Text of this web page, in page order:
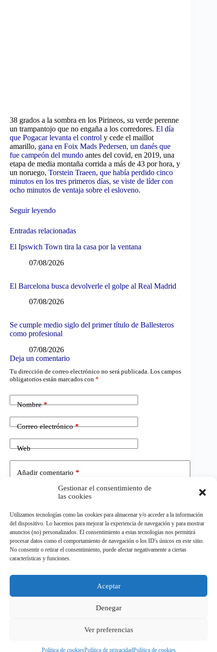
Gestionar el consentimiento de
las cookies
Utilizamos tecnologías como las cookies para almacenar y/o acceder a la información
del dispositivo. Lo hacemos para mejorar la experiencia de navegación y para mostrar
anuncios (no) personalizados. El consentimiento a estas tecnologías nos permitirá
procesar datos como el comportamiento de navegación o los ID's únicos en este sitio.
No consentir o retirar el consentimiento, puede afectar negativamente a ciertas
características y funciones.
Aceptar
Denegar
Ver preferencias
Política de cookiesPolítica de privacidadPolítica de cookies
38 grados a la sombra en los Pirineos, su verde perenne
un trampantojo que no engaña a los corredores. El día
que Pogacar levanta el control y cede el maillot
amarillo, gana en Foix Mads Pedersen, un danés que
fue campeón del mundo antes del covid, en 2019, una
etapa de media montaña corrida a más de 43 por hora, y
un noruego, Torstein Traeen, que había perdido cinco
minutos en los tres primeros días, se viste de líder con
ocho minutos de ventaja sobre el esloveno.
Seguir leyendo
Entradas relacionadas
El Ipswich Town tira la casa por la ventana
07/08/2026
El Barcelona busca devolverle el golpe al Real Madrid
07/08/2026
Se cumple medio siglo del primer título de Ballesteros
como profesional
07/08/2026
Deja un comentario
Tu dirección de correo electrónico no será publicada. Los campos
obligatorios están marcados con *
Nombre*
Correo electrónico*
Web
Añadir comentario *
Publicar el comentario
Todos los derechos reservados.
Aviso Legal
Términos y condiciones